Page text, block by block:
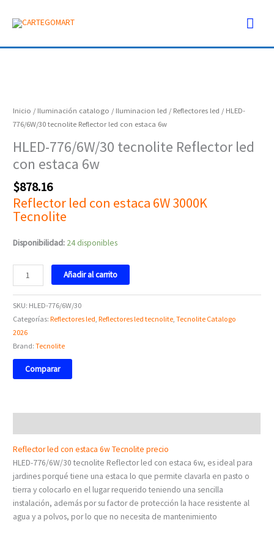
Inicio / Iluminación catalogo / Iluminacion led / Reflectores led / HLED-
776/6W/30 tecnolite Reflector led con estaca 6w
HLED-776/6W/30 tecnolite Reflector led
con estaca 6w
$878.16
Reflector led con estaca 6W 3000K
Tecnolite
Disponibilidad: 24 disponibles
tecnolite
Reflector
con
estaca
cantidad
Añadir al carrito
SKU: HLED-776/6W/30
Categorías:Reflectores led,Reflectores led tecnolite,Tecnolite Catalogo
2026
Brand:Tecnolite
Comparar
Reflector led con estaca 6w Tecnolite precio
HLED-776/6W/30 tecnolite Reflector led con estaca 6w, es ideal para
jardines porqué tiene una estaca lo que permite clavarla en pasto o
tierra y colocarlo en el lugar requerido teniendo una sencilla
instalación, además por su factor de protección la hace resistente al
agua y a polvos, por lo que no necesita de mantenimiento